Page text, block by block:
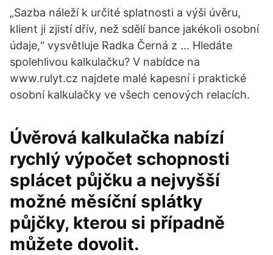
„Sazba náleží k určité splatnosti a výši úvěru,
klient ji zjistí dřív, než sdělí bance jakékoli osobní
údaje,“ vysvětluje Radka Černá z … Hledáte
spolehlivou kalkulačku? V nabídce na
www.rulyt.cz najdete malé kapesní i praktické
osobní kalkulačky ve všech cenových relacích.
Úvěrová kalkulačka nabízí
rychlý výpočet schopnosti
splácet půjčku a nejvyšší
možné měsíční splátky
půjčky, kterou si případně
můžete dovolit.